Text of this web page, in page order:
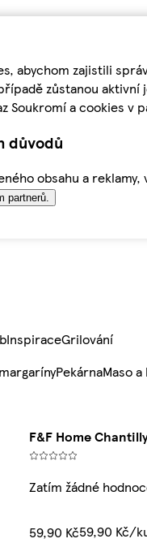
abychom zajistili
zůstanou
Soukromí a cookies v
důvodů
obsahu a
partnerů.
InspiraceGrilování
PekárnaMaso
F&F Home
Zatím žádné
59,90 Kč59,90 Kč/